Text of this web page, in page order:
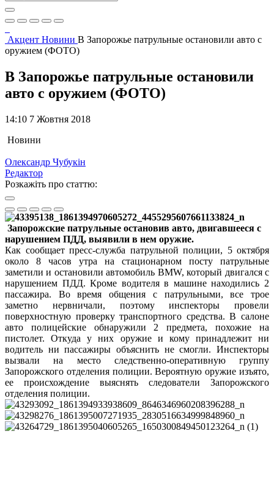
Акцент Новини В Запорожье патрульные остановили авто с
оружием (ФОТО)
В Запорожье патрульные остановили
авто с оружием (ФОТО)
14:10 7 Жовтня 2018
Новини
Олександр Чубукін
Редактор
Розкажіть про статтю:
Запорожские патрульные остановив авто, двигавшееся с
нарушением ПДД, выявили в нем оружие.
Как сообщает пресс-служба патрульной полиции, 5 октября
около 8 часов утра на стационарном посту патрульные
заметили и остановили автомобиль BMW, который двигался с
нарушением ПДД. Кроме водителя в машине находились 2
пассажира. Во время общения с патрульными, все трое
заметно нервничали, поэтому инспекторы провели
поверхностную проверку транспортного средства. В салоне
авто полицейские обнаружили 2 предмета, похожие на
пистолет. Откуда у них оружие и кому принадлежит ни
водитель ни пассажиры объяснить не смогли. Инспекторы
вызвали на место следственно-оперативную группу
Запорожского отделения полиции. Вероятную оружие изъято,
ее происхождение выяснять следователи Запорожского
отделения полиции.